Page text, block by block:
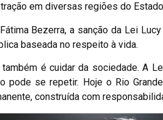
em diversas regiões do
Bezerra, a sanção da Lei
baseada no respeito à vida.
também é cuidar da sociedade. A
pode se repetir. Hoje o Rio
construída com